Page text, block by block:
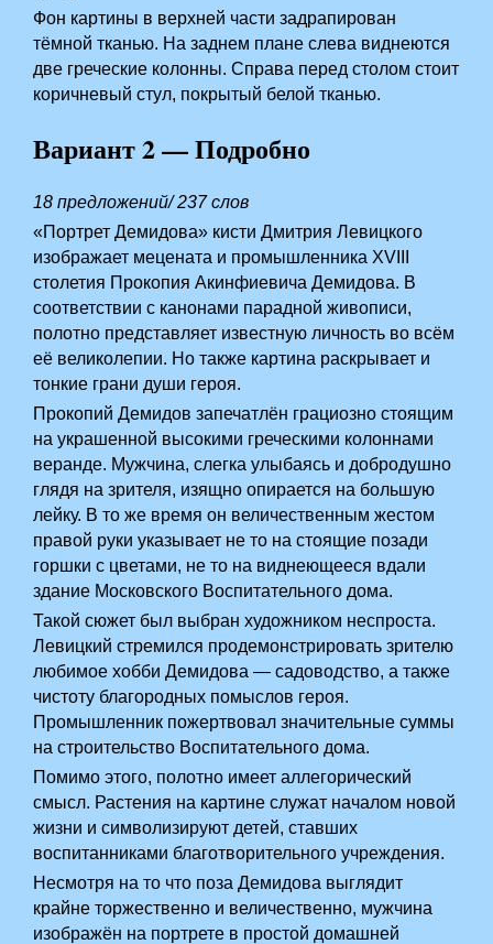
Фон картины в верхней части задрапирован
тёмной тканью. На заднем плане слева виднеются
две греческие колонны. Справа перед столом стоит
коричневый стул, покрытый белой тканью.
Вариант 2 — Подробно
18 предложений/ 237 слов
«Портрет Демидова» кисти Дмитрия Левицкого
изображает мецената и промышленника XVIII
столетия Прокопия Акинфиевича Демидова. В
соответствии с канонами парадной живописи,
полотно представляет известную личность во всём
её великолепии. Но также картина раскрывает и
тонкие грани души героя.
Прокопий Демидов запечатлён грациозно стоящим
на украшенной высокими греческими колоннами
веранде. Мужчина, слегка улыбаясь и добродушно
глядя на зрителя, изящно опирается на большую
лейку. В то же время он величественным жестом
правой руки указывает не то на стоящие позади
горшки с цветами, не то на виднеющееся вдали
здание Московского Воспитательного дома.
Такой сюжет был выбран художником неспроста.
Левицкий стремился продемонстрировать зрителю
любимое хобби Демидова — садоводство, а также
чистоту благородных помыслов героя.
Промышленник пожертвовал значительные суммы
на строительство Воспитательного дома.
Помимо этого, полотно имеет аллегорический
смысл. Растения на картине служат началом новой
жизни и символизируют детей, ставших
воспитанниками благотворительного учреждения.
Несмотря на то что поза Демидова выглядит
крайне торжественно и величественно, мужчина
изображён на портрете в простой домашней